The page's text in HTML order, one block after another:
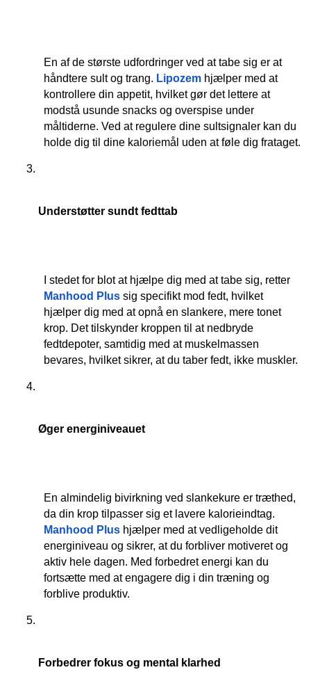
En af de største udfordringer ved at tabe sig er at
håndtere sult og trang. Lipozem hjælper med at
kontrollere din appetit, hvilket gør det lettere at
modstå usunde snacks og overspise under
måltiderne. Ved at regulere dine sultsignaler kan du
holde dig til dine kaloriemål uden at føle dig frataget.
Understøtter sundt fedttab
Manhood Plus sig specifikt mod fedt, hvilket
hjælper dig med at opnå en slankere, mere tonet
krop. Det tilskynder kroppen til at nedbryde
fedtdepoter, samtidig med at muskelmassen
bevares, hvilket sikrer, at du taber fedt, ikke muskler.
Øger energiniveauet
En almindelig bivirkning ved slankekure er træthed,
Manhood Plus hjælper med at vedligeholde dit
energiniveau og sikrer, at du forbliver motiveret og
aktiv hele dagen. Med forbedret energi kan du
fortsætte med at engagere dig i din træning og
forblive produktiv.
Forbedrer fokus og mental klarhed